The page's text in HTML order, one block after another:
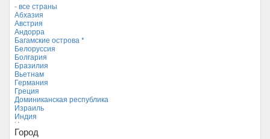
- все страны
Абхазия
Австрия
Андорра
Багамские острова *
Белоруссия
Болгария
Бразилия
Вьетнам
Германия
Греция
Доминиканская республика
Израиль
Индия
Индонезия
Иордания
Город